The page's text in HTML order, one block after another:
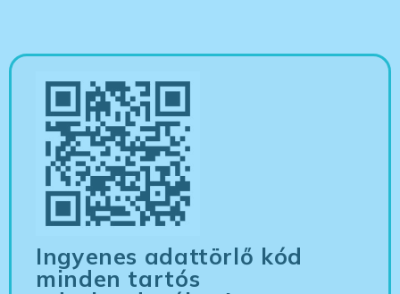
Ingyenes adattörlő kód
minden tartós